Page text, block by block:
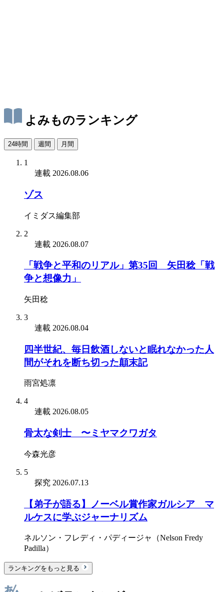
よみものランキング
24時間 週間 月間
1
連載 2026.08.06
ゾス
イミダス編集部
2
連載 2026.08.07
「戦争と平和のリアル」第35回 矢田稔「戦
争と想像力」
矢田稔
3
連載 2026.08.04
四半世紀、毎日飲酒しないと眠れなかった人
間がそれを断ち切った顛末記
雨宮処凛
4
連載 2026.08.05
骨太な剣士 〜ミヤマクワガタ
今森光彦
5
探究 2026.07.13
【弟子が語る】ノーベル賞作家ガルシア゠マ
ルケスに学ぶジャーナリズム
ネルソン・フレディ・パディージャ（Nelson Fredy
Padilla）
ランキングをもっと見る